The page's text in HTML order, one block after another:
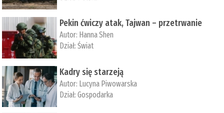
Pekin ćwiczy atak, Tajwan – przetrwanie
Autor: ­Hanna Shen
Dział:Świat
Kadry się starzeją
Autor: Lucyna Piwowarska
Dział:Gospodarka